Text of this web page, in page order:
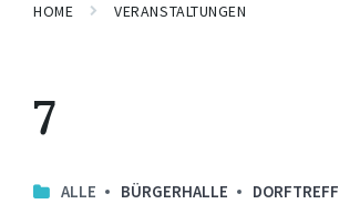
HOME VERANSTALTUNGEN
7
ALLE BÜRGERHALLE
DORFTREFF